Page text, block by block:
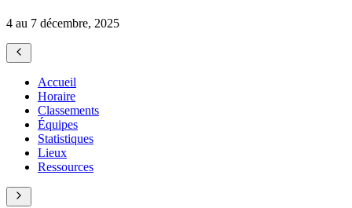
4 au 7 décembre, 2025
Accueil
Horaire
Classements
Équipes
Statistiques
Lieux
Ressources